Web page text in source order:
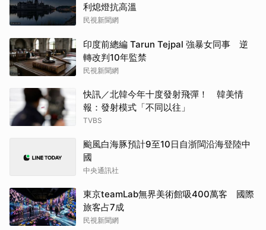
利熄燈抗高溫
民視新聞網
印度前總編 Tarun Tejpal 強暴女同事 逆
轉改判10年監禁
民視新聞網
快訊／北韓今年十度發射飛彈！ 韓美情
報：發射模式「不同以往」
TVBS
颱風白海豚預計9至10日自浙閩沿海登陸中
國
中央通訊社
東京teamLab無界美術館吸400萬客 國際
旅客占7成
民視新聞網